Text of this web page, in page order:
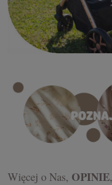
Więcej o Nas, OPINIE,